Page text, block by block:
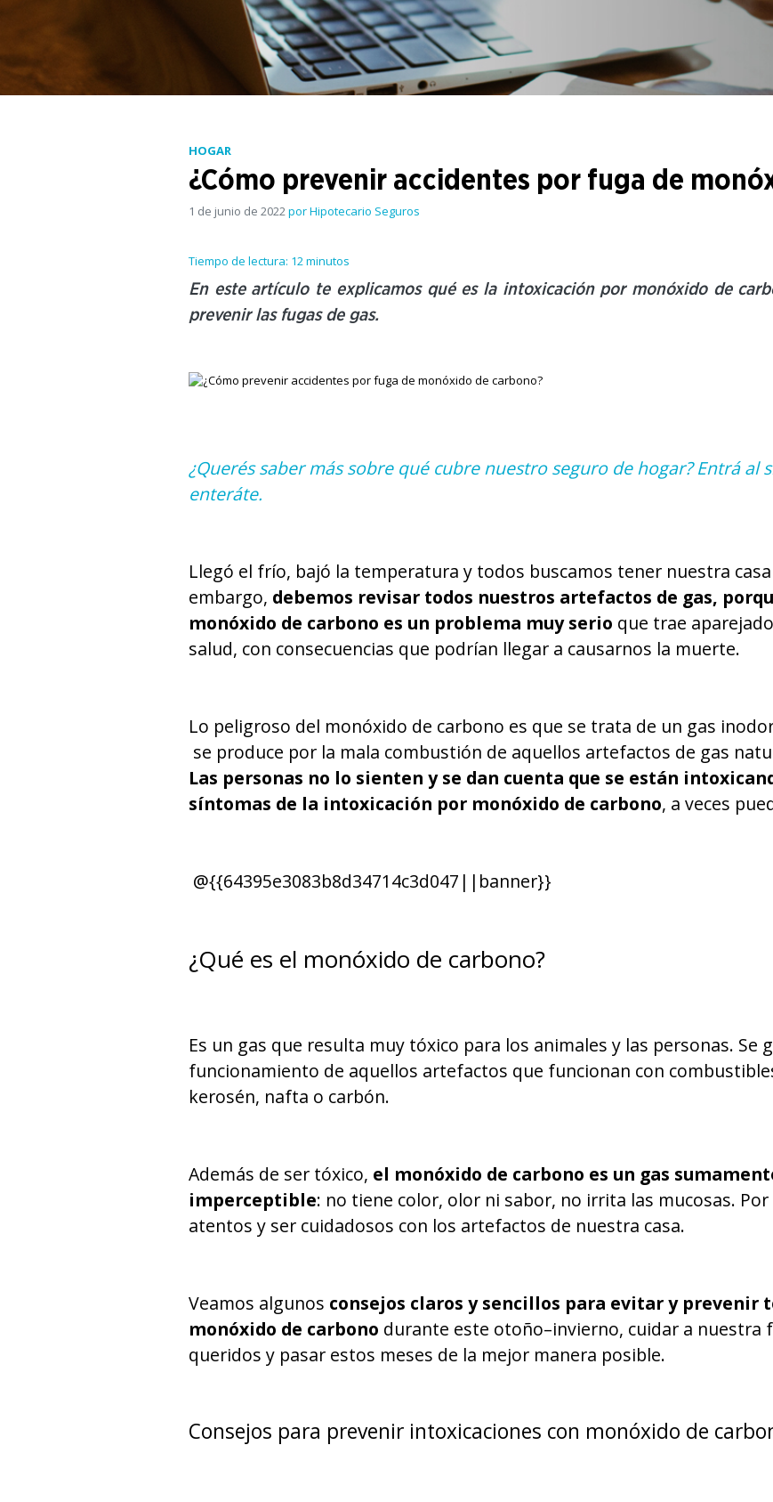
Caución
Inquilino tranquilo y propietario seguro.
HOGAR
¿Cómo prevenir accidentes por fuga de
1 de junio de 2022por Hipotecario Seguros
Tiempo de lectura: 12 minutos
En este artículo te explicamos qué es la intoxicación por monóxido de
prevenir las fugas de gas.
¿Querés saber más sobre qué cubre nuestro seguro de hogar? Entrá al
enteráte.
Llegó el frío, bajó la temperatura y todos buscamos tener nuestra casa
embargo, debemos revisar todos nuestros artefactos de gas,
monóxido de carbono es un problema muy serio que trae
salud, con consecuencias que podrían llegar a causarnos la muerte.
Lo peligroso del monóxido de carbono es que se trata de un gas
se produce por la mala combustión de aquellos artefactos de gas
Las personas no lo sienten y se dan cuenta que se están
síntomas de la intoxicación por monóxido de carbono, a veces
@{{64395e3083b8d34714c3d047||banner}}
¿Qué es el monóxido de carbono?
Es un gas que resulta muy tóxico para los animales y las personas. Se
funcionamiento de aquellos artefactos que funcionan con
kerosén, nafta o carbón.
Además de ser tóxico, el monóxido de carbono es un gas
imperceptible: no tiene color, olor ni sabor, no irrita las mucosas.
atentos y ser cuidadosos con los artefactos de nuestra casa.
Veamos algunos consejos claros y sencillos para evitar y prevenir
monóxido de carbono durante este otoño–invierno, cuidar a nuestra
queridos y pasar estos meses de la mejor manera posible.
Consejos para prevenir intoxicaciones con monóxido de